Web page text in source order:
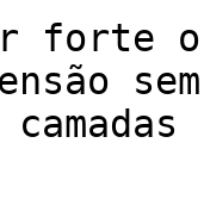
forte o